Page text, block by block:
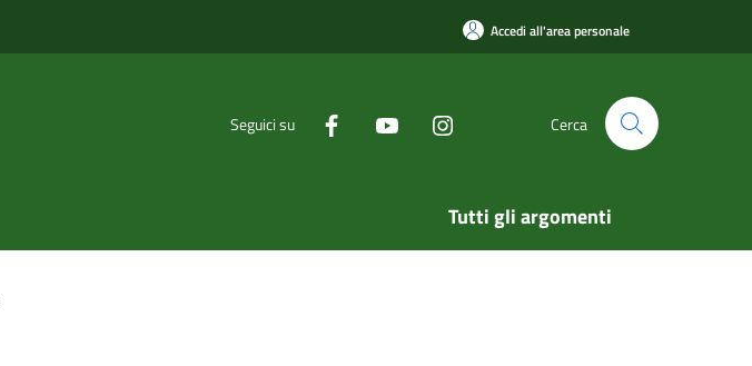
Accedi all'area personale
Seguici su Cerca
Tutti gli argomenti